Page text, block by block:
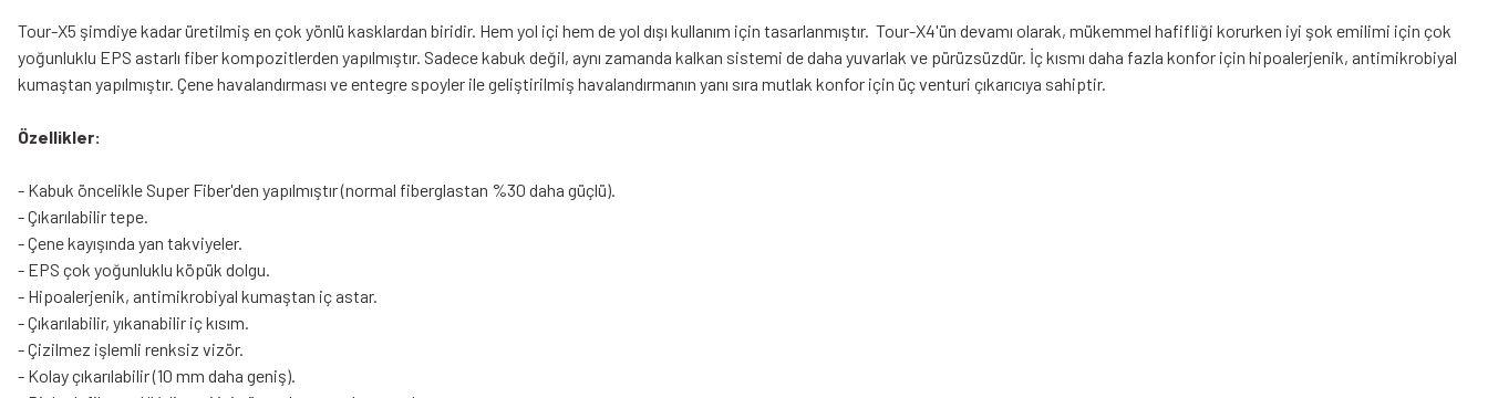
Tour-X5 şimdiye kadar üretilmiş en çok yönlü kasklardan biridir. Hem yol içi hem de yol dışı kullanım için tasarlanmıştır. Tour-X4'ün devamı olarak, mükemmel hafifliği korurken iyi şok emilimi için çok
yoğunluklu EPS astarlı fiber kompozitlerden yapılmıştır. Sadece kabuk değil, aynı zamanda kalkan sistemi de daha yuvarlak ve pürüzsüzdür. İç kısmı daha fazla konfor için hipoalerjenik, antimikrobiyal
kumaştan yapılmıştır. Çene havalandırması ve entegre spoyler ile geliştirilmiş havalandırmanın yanı sıra mutlak konfor için üç venturi çıkarıcıya sahiptir.
Özellikler:
- Kabuk öncelikle Super Fiber'den yapılmıştır (normal fiberglastan %30 daha güçlü).
- Çıkarılabilir tepe.
- Çene kayışında yan takviyeler.
- EPS çok yoğunluklu köpük dolgu.
- Hipoalerjenik, antimikrobiyal kumaştan iç astar.
- Çıkarılabilir, yıkanabilir iç kısım.
- Çizilmez işlemli renksiz vizör.
- Kolay çıkarılabilir (10 mm daha geniş).